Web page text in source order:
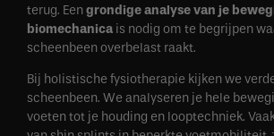
terug. Eengrondige analyse van je
biomechanica is nodig om te begrijpen
scheenbeen overbelast raakt.
Bij holistische fysiotherapie kijken we
scheenbeen. We analyseren je hele
voeten tot je houding en looptechniek.